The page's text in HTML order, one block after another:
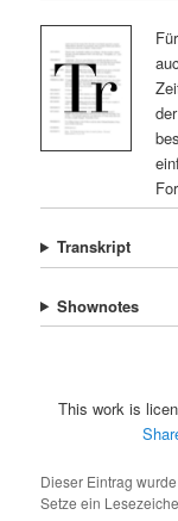
Transkript
Shownotes
This work is
Dieser Eintrag
Setze ein